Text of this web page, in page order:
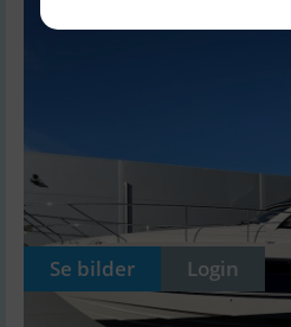
Se bilder Login